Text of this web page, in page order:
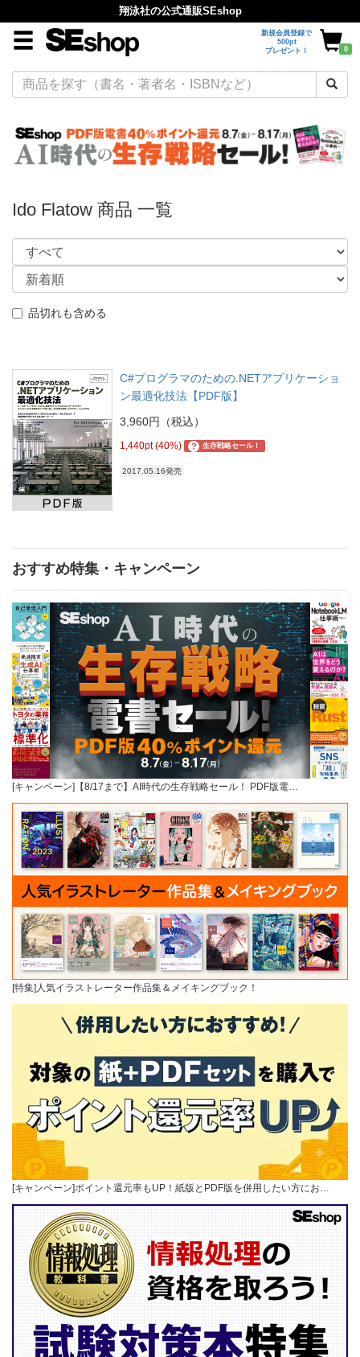
翔泳社の公式通販SEshop
新規会員登録で
500pt
プレゼント！
0
Ido Flatow 商品 一覧
品切れも含める
C#プログラマのための.NETアプリケーショ
ン最適化技法【PDF版】
3,960円（税込）
1,440pt (40%) ? 生存戦略セール！
2017.05.16発売
おすすめ特集・キャンペーン
[キャンペーン]【8/17まで】AI時代の生存戦略セール！ PDF版電…
[特集]人気イラストレーター作品集＆メイキングブック！
[キャンペーン]ポイント還元率もUP！紙版とPDF版を併用したい方にお…